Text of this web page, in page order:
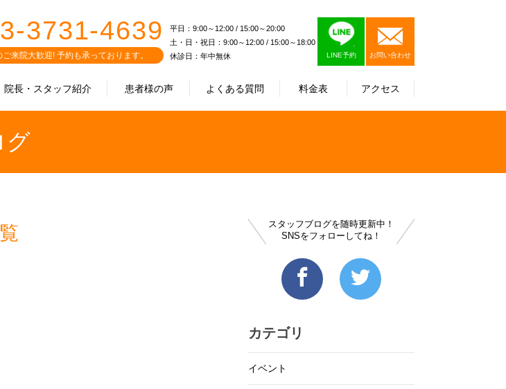
院長・スタッフ紹介 患者様の声 よくある質問 料金表 アクセス
3731-4639
ご来院大歓迎! 予約も承っております。
平日：9:00～12:00 / 15:00～20:00
土・日・祝日：9:00～12:00 / 15:00～18:00
休診日：年中無休
LINE予約 お問い合わせ
グ
スタッフブログを随時更新中！
SNSをフォローしてね！
カテゴリ
イベント